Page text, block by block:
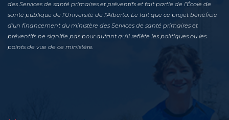
des Services de santé primaires et préventifs et fait partie de l’École de
santé publique de l’Université de l’Alberta. Le fait que ce projet bénéficie
d’un financement du ministère des Services de santé primaires et
préventifs ne signifie pas pour autant qu’il reflète les politiques ou les
points de vue de ce ministère.